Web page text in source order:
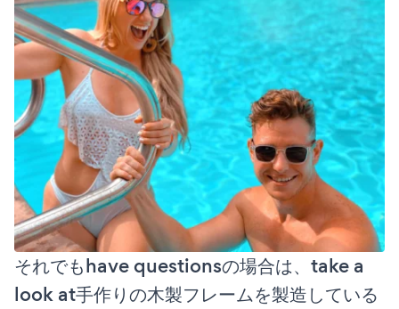
それでもhave questionsの場合は、take a
look at手作りの木製フレームを製造している